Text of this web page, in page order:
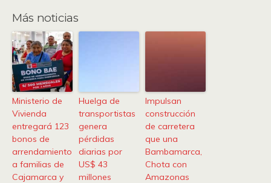
Más noticias
Ministerio de
Vivienda
entregará 123
bonos de
arrendamiento
a familias de
Cajamarca y
Huelga de
transportistas
genera
pérdidas
diarias por
US$ 43
millones
Impulsan
construcción
de carretera
que una
Bambamarca,
Chota con
Amazonas